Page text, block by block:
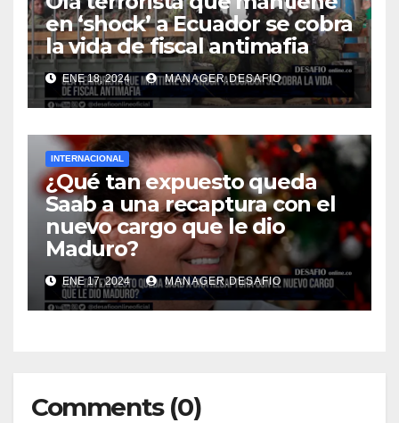
en ‘shock’ a Ecuador se cobra
la vida de fiscal antimafia
ENE 18, 2024 MANAGER.DESAFIO
INTERNACIONAL
¿Qué tan expuesto queda
Saab a una recaptura con el
nuevo cargo que le dio
Maduro?
ENE 17, 2024 MANAGER.DESAFIO
Comments (0)